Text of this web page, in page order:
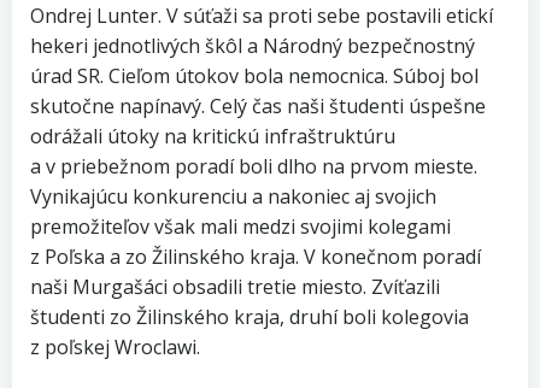
Ondrej Lunter. V súťaži sa proti sebe postavili etickí
hekeri jednotlivých škôl a Národný bezpečnostný
úrad SR. Cieľom útokov bola nemocnica. Súboj bol
skutočne napínavý. Celý čas naši študenti úspešne
odrážali útoky na kritickú infraštruktúru
a v priebežnom poradí boli dlho na prvom mieste.
Vynikajúcu konkurenciu a nakoniec aj svojich
premožiteľov však mali medzi svojimi kolegami
z Poľska a zo Žilinského kraja. V konečnom poradí
naši Murgašáci obsadili tretie miesto. Zvíťazili
študenti zo Žilinského kraja, druhí boli kolegovia
z poľskej Wroclawi.